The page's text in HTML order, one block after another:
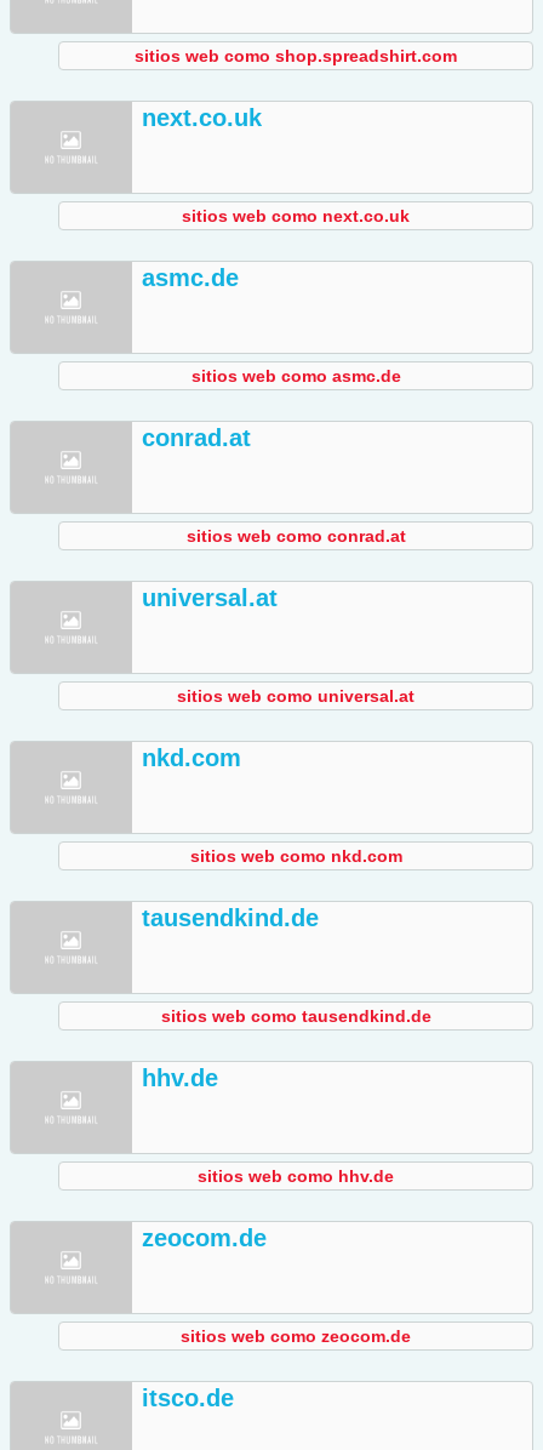
sitios web como shop.spreadshirt.com
next.co.uk
sitios web como next.co.uk
asmc.de
sitios web como asmc.de
conrad.at
sitios web como conrad.at
universal.at
sitios web como universal.at
nkd.com
sitios web como nkd.com
tausendkind.de
sitios web como tausendkind.de
hhv.de
sitios web como hhv.de
zeocom.de
sitios web como zeocom.de
itsco.de